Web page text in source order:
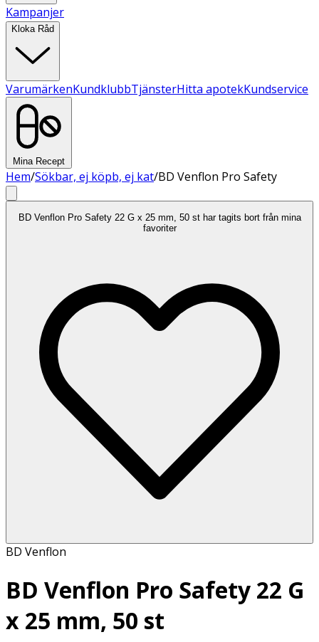
Kampanjer
Kloka Råd
VarumärkenKundklubbTjänsterHitta apotekKundservice
Mina Recept
Hem/Sökbar, ej köpb, ej kat/BD Venflon Pro Safety
BD Venflon Pro Safety 22 G x 25 mm, 50 st har tagits bort från mina
favoriter
BD Venflon
BD Venflon Pro Safety 22 G
x 25 mm, 50 st